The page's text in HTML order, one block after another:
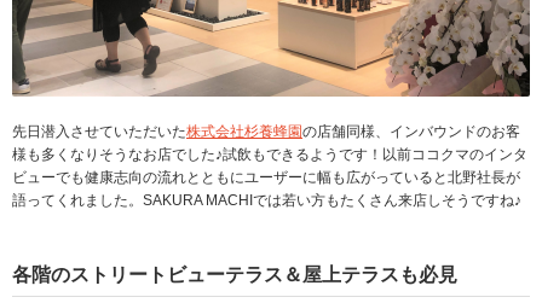
先日潜入させていただいた株式会社杉養蜂園の店舗同様、インバウンドのお客
様も多くなりそうなお店でした♪試飲もできるようです！以前ココクマのインタ
ビューでも健康志向の流れとともにユーザーに幅も広がっていると北野社長が
語ってくれました。SAKURA MACHIでは若い方もたくさん来店しそうですね♪
各階のストリートビューテラス＆屋上テラスも必見